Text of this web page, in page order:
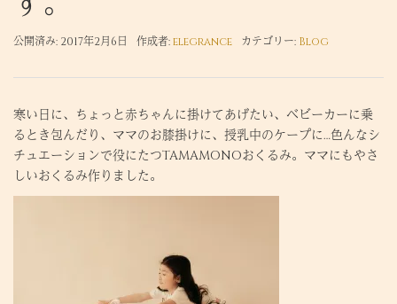
公開済み: 2017年2月6日 作成者:elegrance カテゴリー: Blog
寒い日に、ちょっと赤ちゃんに掛けてあげたい、ベビーカーに乗
るとき包んだり、ママのお膝掛けに、授乳中のケープに…色んなシ
チュエーションで役にたつTAMAMONOおくるみ。ママにもやさ
しいおくるみ作りました。